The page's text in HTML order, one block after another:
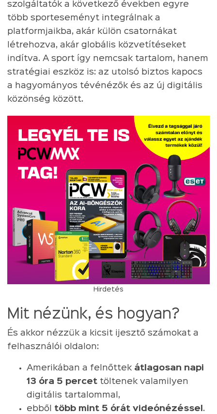
szolgáltatók a következő években egyre
több sporteseményt integrálnak a
platformjaikba, akár külön csatornákat
létrehozva, akár globális közvetítéseket
indítva. A sport így nemcsak tartalom, hanem
stratégiai eszköz is: az utolsó biztos kapocs
a hagyományos tévénézők és az új digitális
közönség között.
Hirdetés
Mit nézünk, és hogyan?
És akkor nézzük a kicsit ijesztő számokat a
felhasználói oldalon:
Amerikában a felnőttek átlagosan napi
13 óra 5 percet töltenek valamilyen
digitális tartalommal,
ebből több mint 5 órát videónézéssel .